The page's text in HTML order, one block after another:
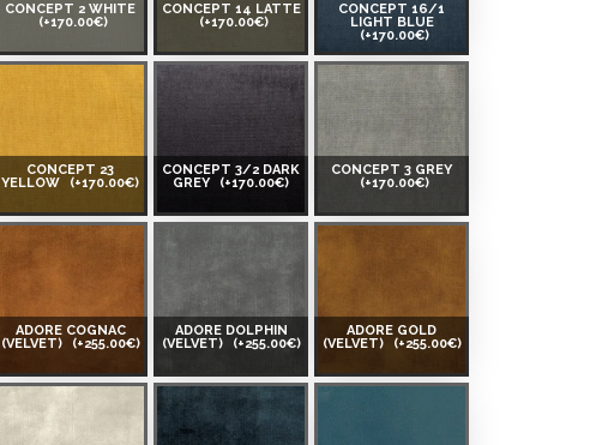
CONCEPT 2 WHITE
(+170.00€)
CONCEPT 14 LATTE
(+170.00€)
CONCEPT 16/1
LIGHT BLUE
(+170.00€)
CONCEPT 23
YELLOW
(+170.00€)
CONCEPT 3/2 DARK
GREY
(+170.00€)
CONCEPT 3 GREY
(+170.00€)
ADORE COGNAC
(VELVET)
(+255.00€)
ADORE DOLPHIN
(VELVET)
(+255.00€)
ADORE GOLD
(VELVET)
(+255.00€)